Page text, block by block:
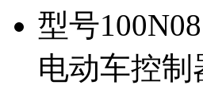
型号
电动车控制